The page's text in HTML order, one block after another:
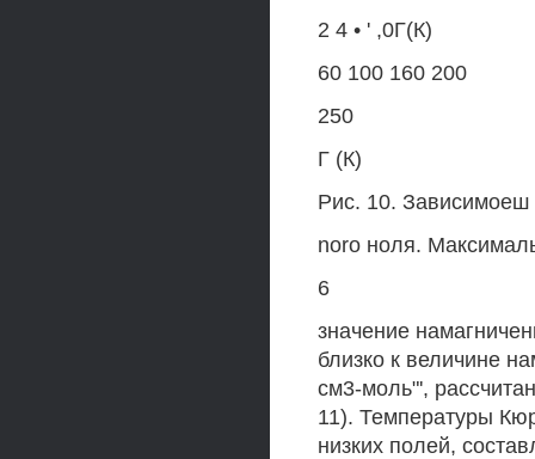
2 4 • ' ,0Г(К)
60 100 160 200
250
Г (К)
Рис. 10.
noro ноля.
6
значение
близко к величине
см3-моль"',
11). Температуры
низких полей,